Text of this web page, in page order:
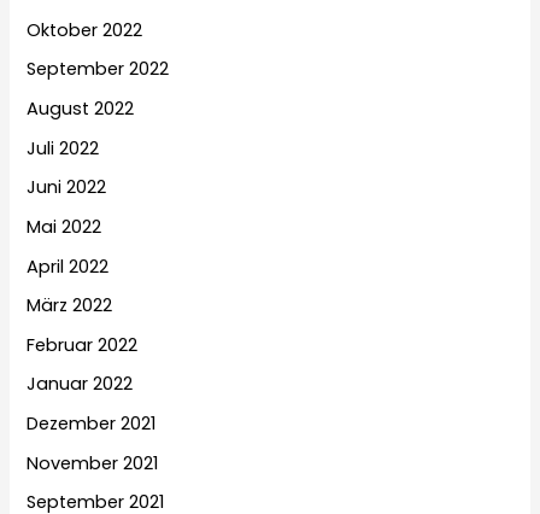
Oktober 2022
September 2022
August 2022
Juli 2022
Juni 2022
Mai 2022
April 2022
März 2022
Februar 2022
Januar 2022
Dezember 2021
November 2021
September 2021